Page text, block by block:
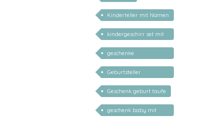
Kinderteller mit Namen
personalisiert
kindergeschirr set mit
gravur
geschenke
personalisiert kinder
Geburtsteller
personalisiert
Geschenk geburt taufe
geschenk baby mit